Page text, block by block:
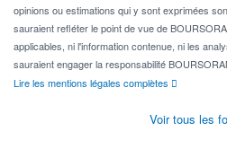
opinions ou estimations qui y sont exprimées
sauraient refléter le point de vue de
applicables, ni l'information contenue, ni les
sauraient engager la responsabilité
Lire les mentions légales complètes
Voir tous les